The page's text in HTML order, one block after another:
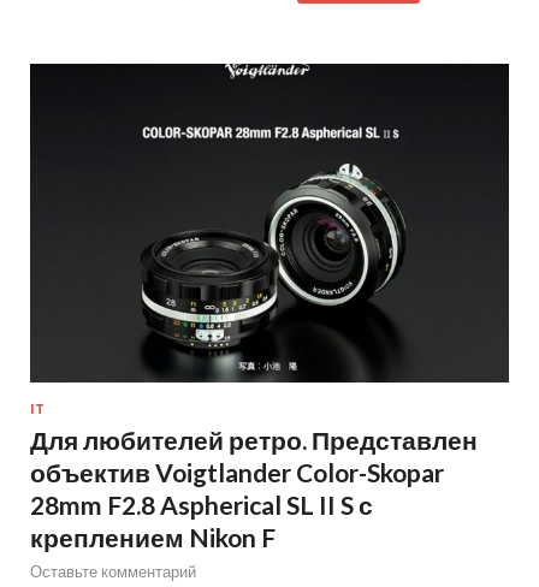
IT
Для любителей ретро. Представлен
объектив Voigtlander Color-Skopar
28mm F2.8 Aspherical SL II S с
креплением Nikon F
Оставьте комментарий